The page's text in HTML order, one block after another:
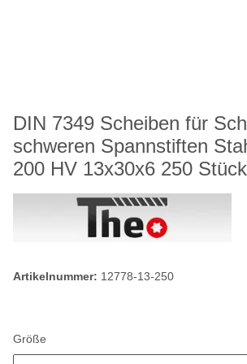
DIN 7349 Scheiben für
schweren Spannstiften
200 HV 13x30x6 250 Stück
Artikelnummer: 12778-13-250
Größe